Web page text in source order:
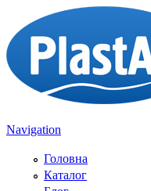
Skip to main content
Navigation
Головна
Каталог